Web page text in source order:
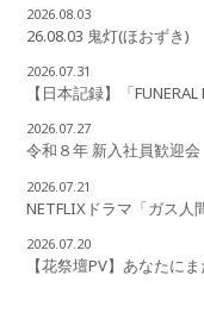
2026.08.03
26.08.03 鬼灯(ほおずき)
2026.07.31
【日本記録】「
2026.07.27
令和８年 新入社員歓迎会
2026.07.21
NETFLIXドラマ「ガス人
2026.07.20
【花祭壇PV】あなたに